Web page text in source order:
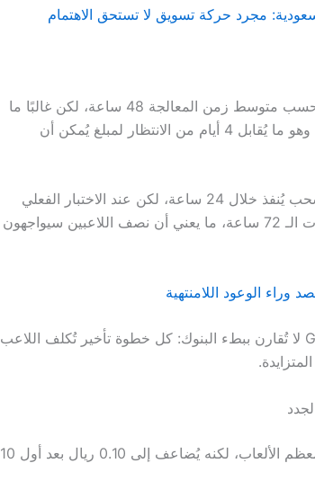
عند طلب سحب 2,500 ريال من 1xBet، يُحسب متوسط زمن المعالجة 48 ساعة، لكن غالبًا ما
يتأخر إلى 96 ساعة بسبب مراجعات يدوية، وهو ما يُقابل 4 أيام من الانتظار لمبلغ يُمكن أن
مقارنةً بـ Spin Casino، حيث تدعي أن السحب يُنفذ خلال 24 ساعة، لكن عند الاختبار الفعلي
وجدنا أن 3 من أصل 7 طلبات سحب تجاوزت الـ 72 ساعة، ما يعني أن نصف اللاعبين سيواجهون
وراء الوعود اللامنتهية
السرعة التي تُظهرها ألعاب Gonzo’s Quest لا تُقارن ببطء البنوك: كل خطوة تأخير تُكلف اللاعب
حد أدنى للرهان 0.05 ريال في معظم الألعاب، لكنه يُضاعف إلى 0.10 ريال بعد أول 10